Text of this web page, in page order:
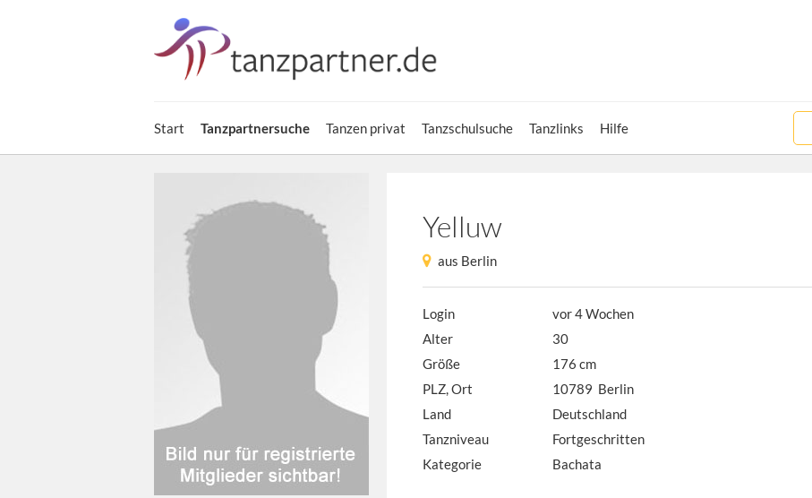
Start Tanzpartnersuche Tanzen privat Tanzschulsuche Tanzlinks Hilfe
Yelluw
aus Berlin
Login
vor 4 Wochen
Alter
30
Größe
176 cm
PLZ, Ort
10789 Berlin
Land
Deutschland
Tanzniveau
Fortgeschritten
Kategorie
Bachata